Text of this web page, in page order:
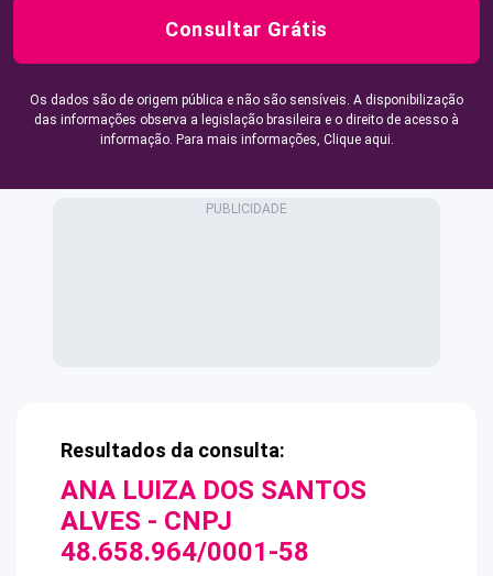
Consultar Grátis
Os dados são de origem pública e não são sensíveis. A disponibilização
das informações observa a legislação brasileira e o direito de acesso à
informação. Para mais informações, Clique aqui.
Resultados da consulta:
ANA LUIZA DOS SANTOS
ALVES - CNPJ
48.658.964/0001-58